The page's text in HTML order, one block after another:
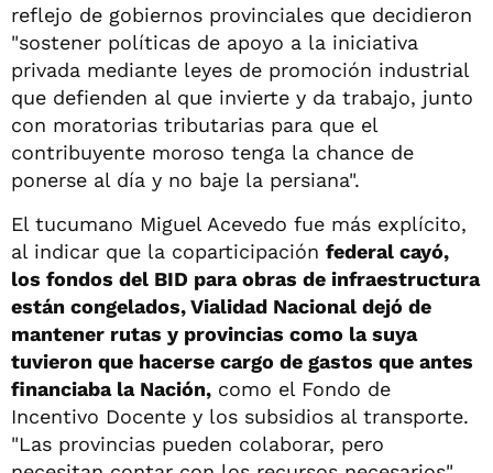
reflejo de gobiernos provinciales que decidieron
"sostener políticas de apoyo a la iniciativa
privada mediante leyes de promoción industrial
que defienden al que invierte y da trabajo, junto
con moratorias tributarias para que el
contribuyente moroso tenga la chance de
ponerse al día y no baje la persiana".
El tucumano Miguel Acevedo fue más explícito,
al indicar que la coparticipación federal cayó,
los fondos del BID para obras de infraestructura
están congelados, Vialidad Nacional dejó de
mantener rutas y provincias como la suya
tuvieron que hacerse cargo de gastos que antes
financiaba la Nación, como el Fondo de
Incentivo Docente y los subsidios al transporte.
"Las provincias pueden colaborar, pero